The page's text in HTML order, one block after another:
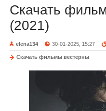
Скачать
(2021)
elena134 30-01-2025, 15:27
Скачать фильмы вестерны